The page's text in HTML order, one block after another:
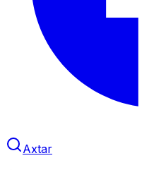
Axtar